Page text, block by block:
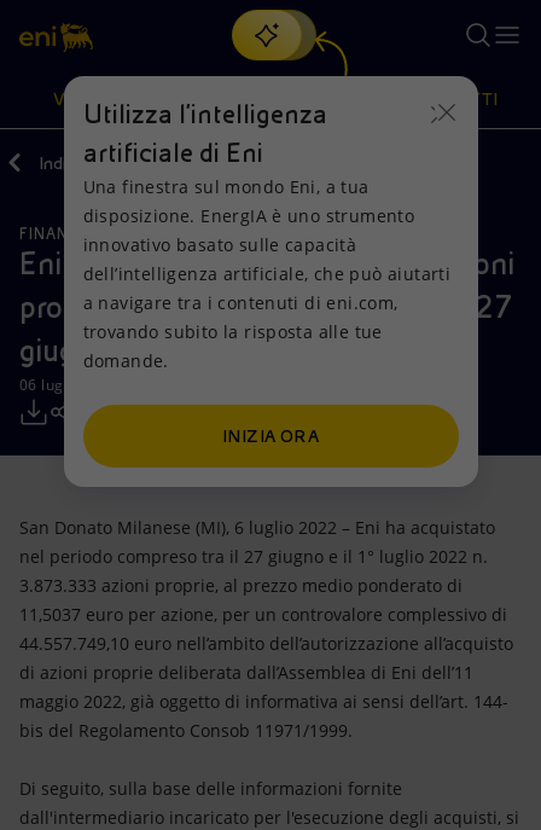
Cerca
scopri EnergIA, la nostra nuova soluzione di intelligenza
artificiale.
VISIONE
Visione
Mission e valori
Persone e Partnership
Net Zero
Modello satellitare
Energia accessibile
Innovazione
Scenari energetici
Azioni
Diversificazione energetica
Tecnologie per la transizione
Collaborazioni per l'innovazione
Attività nel mondo
PRODOTTI
Prodotti
Casa
Imprese
Mobilità
Indietro Media Comunicati Stampa
FINANZA, STRATEGIA E REPORT
Eni: informativa sull’acquisto di azioni
proprie nel periodo compreso tra il 27
giugno e il 1° luglio 2022
06 luglio 2022 - 12:00 CEST
San Donato Milanese (MI), 6 luglio 2022 – Eni ha acquistato
nel periodo compreso tra il 27 giugno e il 1° luglio 2022 n.
3.873.333 azioni proprie, al prezzo medio ponderato di
11,5037 euro per azione, per un controvalore complessivo di
44.557.749,10 euro nell’ambito dell’autorizzazione all’acquisto
di azioni proprie deliberata dall’Assemblea di Eni dell’11
maggio 2022, già oggetto di informativa ai sensi dell’art. 144-
bis del Regolamento Consob 11971/1999.
Di seguito, sulla base delle informazioni fornite
dall'intermediario incaricato per l'esecuzione degli acquisti, si
Utilizza l'intelligenza
artificiale di Eni
Una finestra sul mondo Eni, a tua
disposizione. EnergIA è uno strumento
innovativo basato sulle capacità
dell’intelligenza artificiale, che può aiutarti
a navigare tra i contenuti di eni.com,
trovando subito la risposta alle tue
domande.
INIZIA ORA